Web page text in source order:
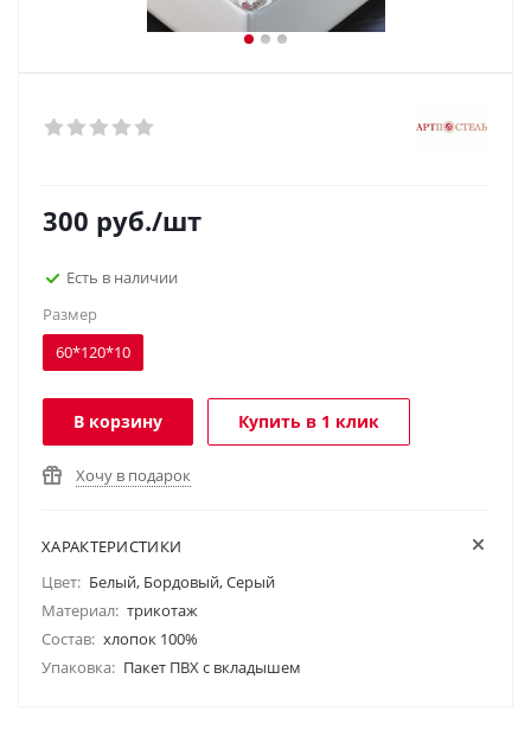
300 руб./шт
Есть в наличии
Размер
60*120*10
В корзину Купить в 1 клик
Хочу в подарок
ХАРАКТЕРИСТИКИ
Цвет: Белый, Бордовый, Серый
Материал: трикотаж
Состав: хлопок 100%
Упаковка: Пакет ПВХ с вкладышем